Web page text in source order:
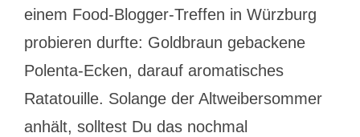
einem Food-Blogger-Treffen in Würzburg
probieren durfte: Goldbraun gebackene
Polenta-Ecken, darauf aromatisches
Ratatouille. Solange der Altweibersommer
anhält, solltest Du das nochmal